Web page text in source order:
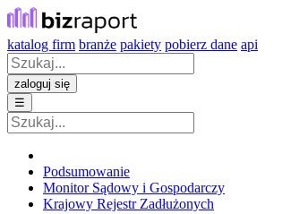
katalog firm branże pakiety pobierz dane api
zaloguj się
☰
Podsumowanie
Monitor Sądowy i Gospodarczy
Krajowy Rejestr Zadłużonych